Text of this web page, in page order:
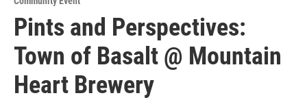
Pints and Perspectives:
Town of Basalt @ Mountain
Heart Brewery